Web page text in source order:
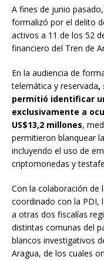
A fines de junio
formalizó por el delito
activos a 11 de los 52
financiero del Tren de
En la audiencia de
telemática y reservada,
permitió identificar
exclusivamente a
US$13,2 millones,
permitieron blanquear
incluyendo el uso de
criptomonedas y
Con la colaboración de
coordinado con la PDI,
a otras dos fiscalías
distintas comunas del
blancos investigativos
Aragua, de los cuales